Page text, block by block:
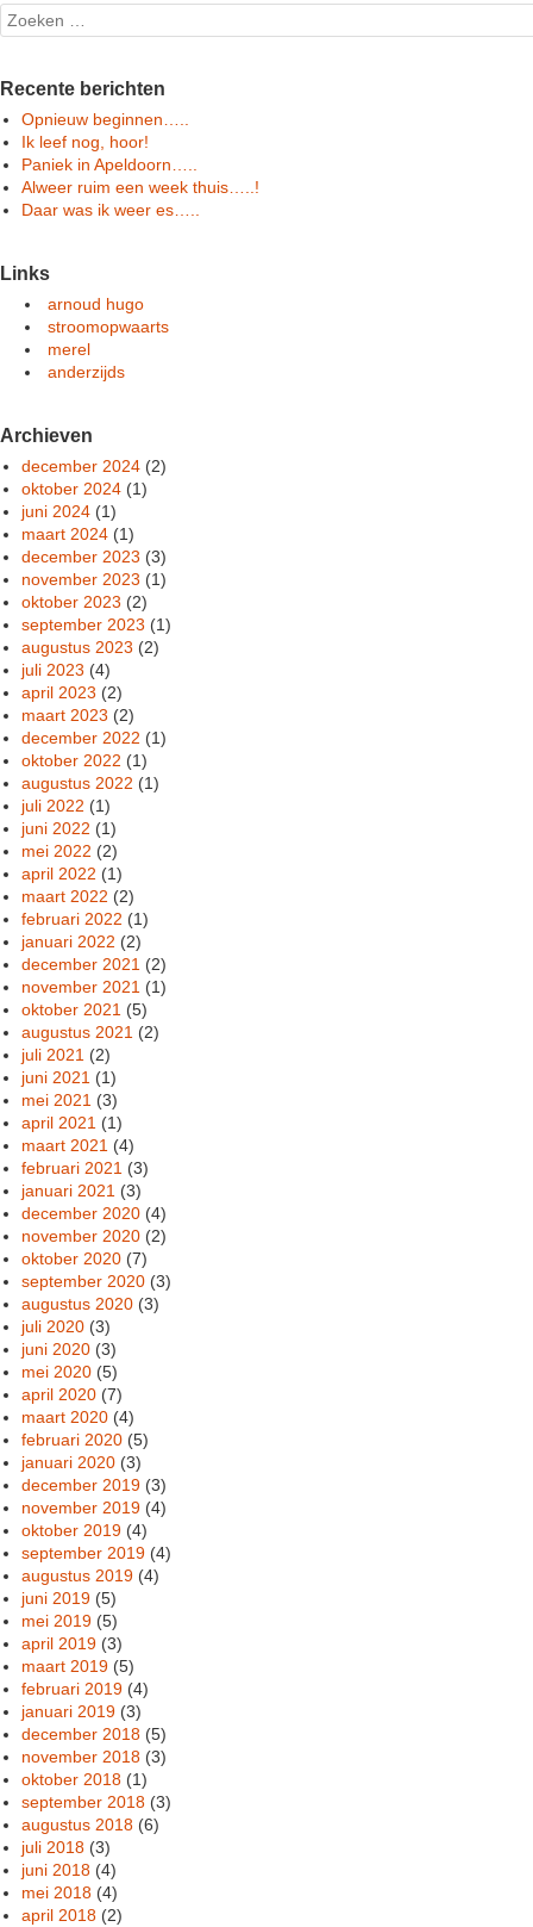
Search
Recente berichten
Opnieuw beginnen…..
Ik leef nog, hoor!
Paniek in Apeldoorn…..
Alweer ruim een week thuis…..!
Daar was ik weer es…..
Links
arnoud hugo
stroomopwaarts
merel
anderzijds
Archieven
december 2024 (2)
oktober 2024 (1)
juni 2024 (1)
maart 2024 (1)
december 2023 (3)
november 2023 (1)
oktober 2023 (2)
september 2023 (1)
augustus 2023 (2)
juli 2023 (4)
april 2023 (2)
maart 2023 (2)
december 2022 (1)
oktober 2022 (1)
augustus 2022 (1)
juli 2022 (1)
juni 2022 (1)
mei 2022 (2)
april 2022 (1)
maart 2022 (2)
februari 2022 (1)
januari 2022 (2)
december 2021 (2)
november 2021 (1)
oktober 2021 (5)
augustus 2021 (2)
juli 2021 (2)
juni 2021 (1)
mei 2021 (3)
april 2021 (1)
maart 2021 (4)
februari 2021 (3)
januari 2021 (3)
december 2020 (4)
november 2020 (2)
oktober 2020 (7)
september 2020 (3)
augustus 2020 (3)
juli 2020 (3)
juni 2020 (3)
mei 2020 (5)
april 2020 (7)
maart 2020 (4)
februari 2020 (5)
januari 2020 (3)
december 2019 (3)
november 2019 (4)
oktober 2019 (4)
september 2019 (4)
augustus 2019 (4)
juni 2019 (5)
mei 2019 (5)
april 2019 (3)
maart 2019 (5)
februari 2019 (4)
januari 2019 (3)
december 2018 (5)
november 2018 (3)
oktober 2018 (1)
september 2018 (3)
augustus 2018 (6)
juli 2018 (3)
juni 2018 (4)
mei 2018 (4)
april 2018 (2)